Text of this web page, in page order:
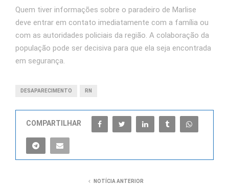
Quem tiver informações sobre o paradeiro de Marlise
deve entrar em contato imediatamente com a família ou
com as autoridades policiais da região. A colaboração da
população pode ser decisiva para que ela seja encontrada
em segurança.
DESAPARECIMENTO RN
COMPARTILHAR
NOTÍCIA ANTERIOR